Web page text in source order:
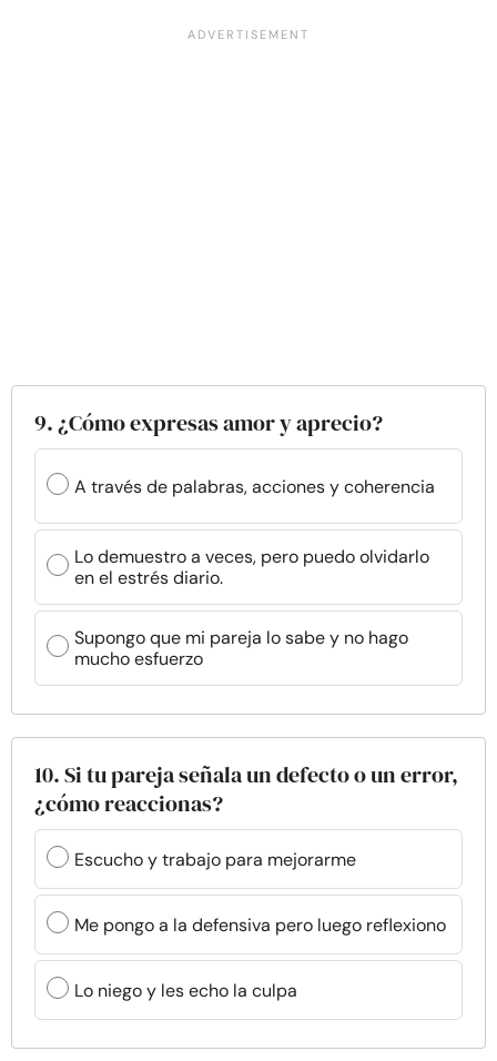
9. ¿Cómo expresas amor y aprecio?
A través de palabras, acciones y coherencia
Lo demuestro a veces, pero puedo olvidarlo
en el estrés diario.
Supongo que mi pareja lo sabe y no hago
mucho esfuerzo
10. Si tu pareja señala un defecto o un error,
¿cómo reaccionas?
Escucho y trabajo para mejorarme
Me pongo a la defensiva pero luego reflexiono
Lo niego y les echo la culpa